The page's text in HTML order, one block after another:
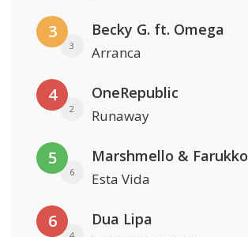
3
3
Becky G. ft. Omega
Arranca
4
2
OneRepublic
Runaway
5
6
Marshmello & Farukko
Esta Vida
6 Dua Lipa